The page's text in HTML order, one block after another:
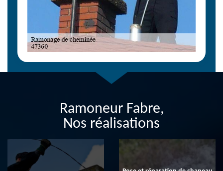
Ramoneur Fabre,
Nos réalisations